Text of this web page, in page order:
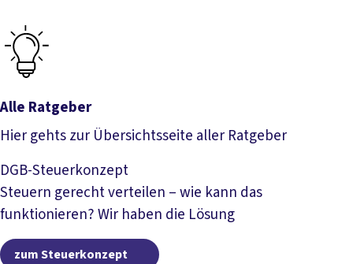
Steuertipps
Alle Ratgeber
Hier gehts zur Übersichtsseite aller Ratgeber
Alle Ratgeber
DGB-Steuerkonzept
Steuern gerecht verteilen – wie kann das
funktionieren? Wir haben die Lösung
zum Steuerkonzept zum Steuerkonzept